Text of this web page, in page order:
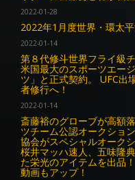
2022-01-28
2022年1月度世界・環太
2022-01-14
第８代修斗世界フライ級
米国最大のスポーツエー
ツ」と正式契約。 UFC出
者修行へ！
2022-01-14
斎藤裕のグローブが高額
ツチーム公認オークショ
協会がスペシャルオーク
桜井マッハ速人、五味隆
た栄光のアイテムを出品
動画もアップ！